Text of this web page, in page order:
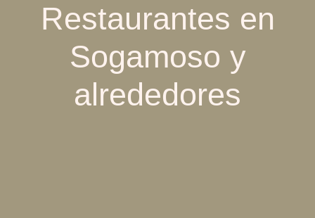
Restaurantes en
Sogamoso y
alrededores